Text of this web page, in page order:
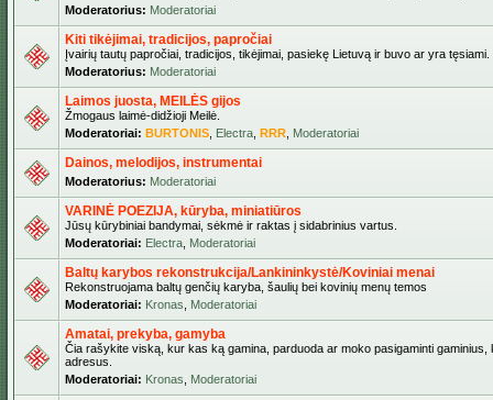
Moderatorius: Moderatoriai
Kiti tikėjimai, tradicijos, papročiai
Įvairių tautų papročiai, tradicijos, tikėjimai, pasiekę Lietuvą ir buvo ar yra tęsiami.
Moderatorius: Moderatoriai
Laimos juosta, MEILĖS gijos
Žmogaus laimė-didžioji Meilė.
Moderatoriai: BURTONIS Electra RRR Moderatoriai
Dainos, melodijos, instrumentai
Moderatorius: Moderatoriai
VARINĖ POEZIJA, kūryba, miniatiūros
Jūsų kūrybiniai bandymai, sėkmė ir raktas į sidabrinius vartus.
Moderatoriai: Electra Moderatoriai
Baltų karybos rekonstrukcija/Lankininkystė/Koviniai menai
Rekonstruojama baltų genčių karyba, šaulių bei kovinių menų temos
Moderatoriai: Kronas Moderatoriai
Amatai, prekyba, gamyba
Čia rašykite viską, kur kas ką gamina, parduoda ar moko pasigaminti
adresus.
Moderatoriai: Kronas Moderatoriai